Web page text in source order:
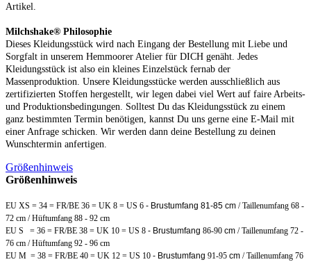
Artikel.
Milchshake® Philosophie
Dieses Kleidungsstück wird nach Eingang der Bestellung mit Liebe und
Sorgfalt in unserem Hemmoorer Atelier für DICH genäht. Jedes
Kleidungsstück ist also ein kleines Einzelstück fernab der
Massenproduktion. Unsere Kleidungsstücke werden ausschließlich aus
zertifizierten Stoffen hergestellt, wir legen dabei viel Wert auf faire Arbeits-
und Produktionsbedingungen. Solltest Du das Kleidungsstück zu einem
ganz bestimmten Termin benötigen, kannst Du uns gerne eine E-Mail mit
einer Anfrage schicken. Wir werden dann deine Bestellung zu deinen
Wunschtermin anfertigen.
Größenhinweis
Größenhinweis
EU XS = 34 = FR/BE 36 = UK 8 = US 6 - Brustumfang 81-85 cm / Taillenumfang 68 -
72 cm / Hüftumfang 88 - 92 cm
EU S = 36 = FR/BE 38 = UK 10 = US 8 - Brustumfang 86-90 cm / Taillenumfang 72 -
76 cm / Hüftumfang 92 - 96 cm
EU M = 38 = FR/BE 40 = UK 12 = US 10 - Brustumfang 91-95 cm / Taillenumfang 76